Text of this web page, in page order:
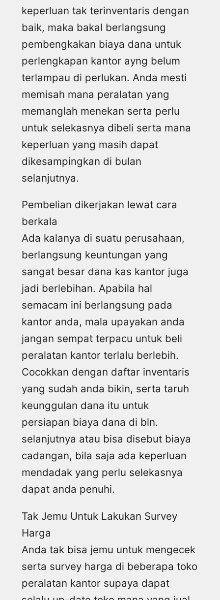
keperluan tak terinventaris dengan
baik, maka bakal berlangsung
pembengkakan biaya dana untuk
perlengkapan kantor ayng belum
terlampau di perlukan. Anda mesti
memisah mana peralatan yang
memanglah menekan serta perlu
untuk selekasnya dibeli serta mana
keperluan yang masih dapat
dikesampingkan di bulan
selanjutnya.
Pembelian dikerjakan lewat cara
berkala
Ada kalanya di suatu perusahaan,
berlangsung keuntungan yang
sangat besar dana kas kantor juga
jadi berlebihan. Apabila hal
semacam ini berlangsung pada
kantor anda, mala upayakan anda
jangan sempat terpacu untuk beli
peralatan kantor terlalu berlebih.
Cocokkan dengan daftar inventaris
yang sudah anda bikin, serta taruh
keunggulan dana itu untuk
persiapan biaya dana di bln.
selanjutnya atau bisa disebut biaya
cadangan, bila saja ada keperluan
mendadak yang perlu selekasnya
dapat anda penuhi.
Tak Jemu Untuk Lakukan Survey
Harga
Anda tak bisa jemu untuk mengecek
serta survey harga di beberapa toko
peralatan kantor supaya dapat